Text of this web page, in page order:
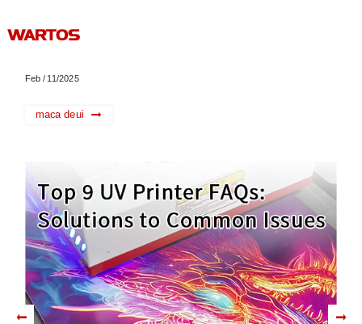
WARTOS
Feb / 11/2025
maca deui